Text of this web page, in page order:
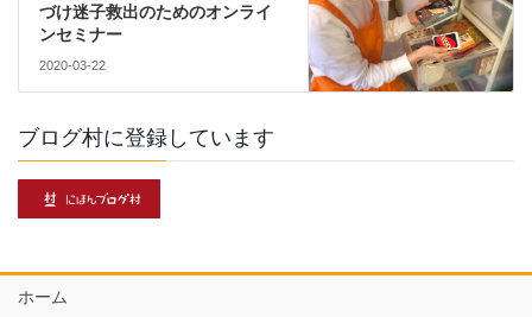
づけ迷子救出のためのオンライ
ンセミナー
2020-03-22
ブログ村に登録しています
ホーム